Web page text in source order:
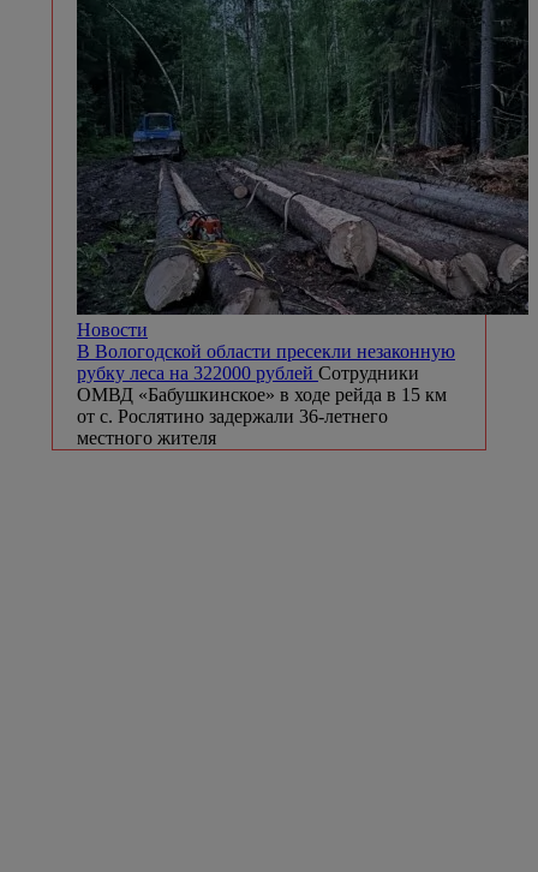
Новости
В Вологодской области пресекли незаконную
рубку леса на 322000 рублей Сотрудники
ОМВД «Бабушкинское» в ходе рейда в 15 км
от с. Рослятино задержали 36-летнего
местного жителя